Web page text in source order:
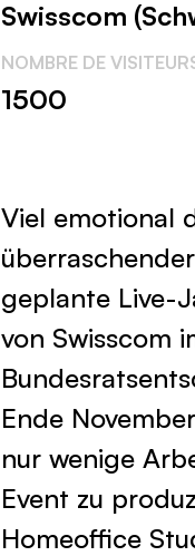
Swisscom
NOMBRE DE
1500
Viel emotional
geplante Live-
von Swisscom
Ende
nur wenige
Event zu
Homeoffice